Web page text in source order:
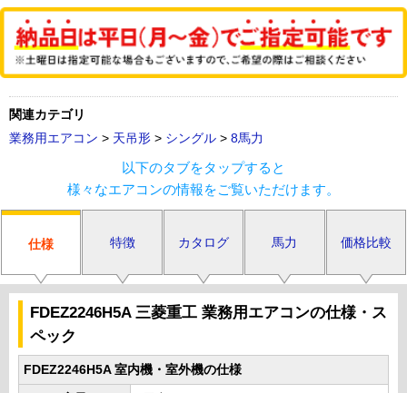
関連カテゴリ
業務用エアコン > 天吊形 > シングル > 8馬力
以下のタブをタップすると
様々なエアコンの情報をご覧いただけます。
仕様 特徴 カタログ 馬力 価格比較
FDEZ2246H5A 三菱重工 業務用エアコンの仕様・ス
ペック
FDEZ2246H5A 室内機・室外機の仕様